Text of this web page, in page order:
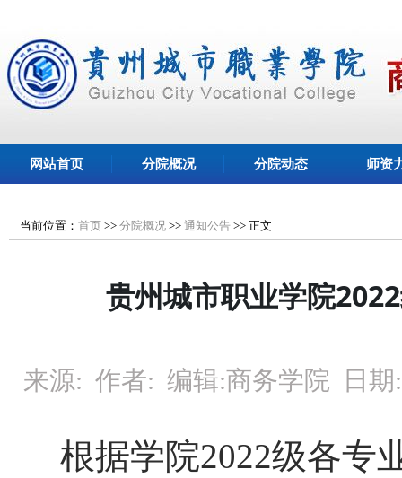
网站首页 分院概况 分院动态 师资
当前位置： 首页 >> 分院概况 >> 通知公告 >> 正文
贵州城市职业学院
来源: 作者: 编辑:商务学院 日期:
根据学院2022级各专